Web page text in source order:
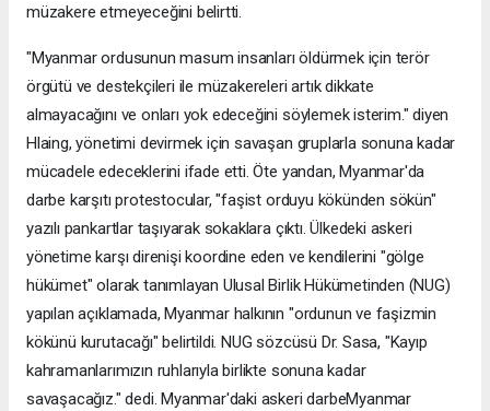
müzakere etmeyeceğini belirtti.
"Myanmar ordusunun masum insanları öldürmek için terör
örgütü ve destekçileri ile müzakereleri artık dikkate
almayacağını ve onları yok edeceğini söylemek isterim." diyen
Hlaing, yönetimi devirmek için savaşan gruplarla sonuna kadar
mücadele edeceklerini ifade etti. Öte yandan, Myanmar'da
darbe karşıtı protestocular, "faşist orduyu kökünden sökün"
yazılı pankartlar taşıyarak sokaklara çıktı. Ülkedeki askeri
yönetime karşı direnişi koordine eden ve kendilerini "gölge
hükümet" olarak tanımlayan Ulusal Birlik Hükümetinden (NUG)
yapılan açıklamada, Myanmar halkının "ordunun ve faşizmin
kökünü kurutacağı" belirtildi. NUG sözcüsü Dr. Sasa, "Kayıp
kahramanlarımızın ruhlarıyla birlikte sonuna kadar
savaşacağız." dedi. Myanmar'daki askeri darbeMyanmar